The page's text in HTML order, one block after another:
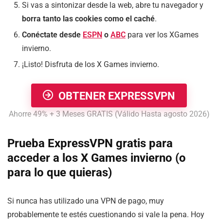
Si vas a sintonizar desde la web, abre tu navegador y
borra tanto las cookies como el caché.
Conéctate desde ESPN o ABC para ver los XGames
invierno.
¡Listo! Disfruta de los X Games invierno.
OBTENER EXPRESSVPN
Ahorre 49% + 3 Meses GRATIS (Válido Hasta agosto 2026)
Prueba ExpressVPN gratis para
acceder a los X Games invierno (o
para lo que quieras)
Si nunca has utilizado una VPN de pago, muy
probablemente te estés cuestionando si vale la pena. Hoy